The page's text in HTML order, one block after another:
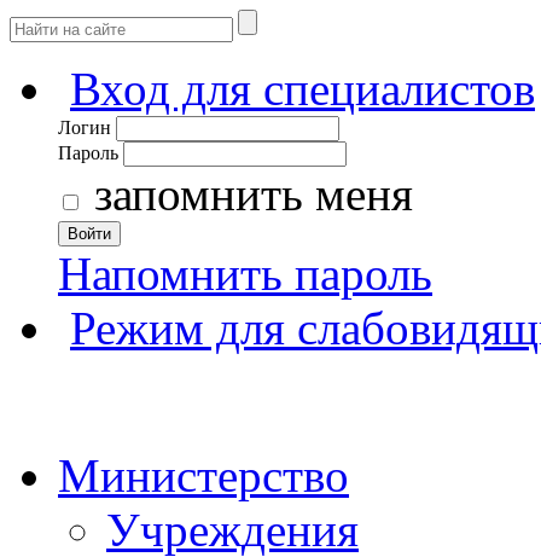
Вход для специалистов
Логин
Пароль
запомнить меня
Войти
Напомнить пароль
Режим для
Министерство
Учреждения